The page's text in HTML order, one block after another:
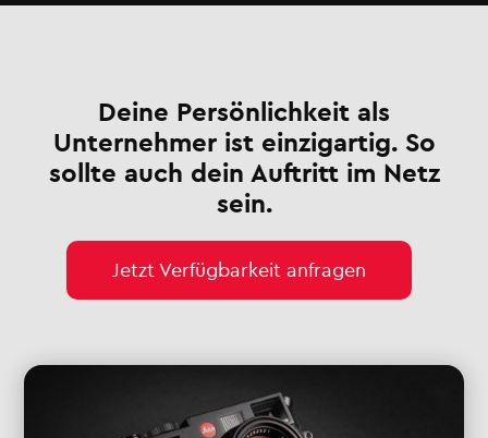
Deine Persönlichkeit als
Unternehmer ist einzigartig. So
sollte auch dein Auftritt im Netz
sein.
Jetzt Verfügbarkeit anfragen